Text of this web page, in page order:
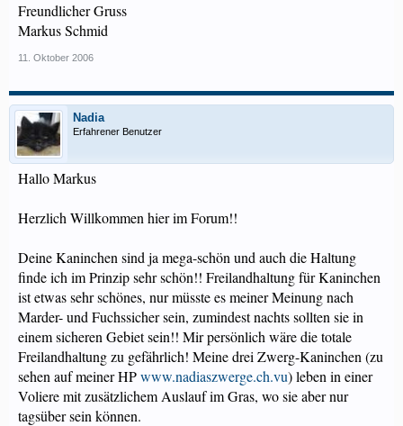
Freundlicher Gruss
Markus Schmid
11. Oktober 2006
Nadia
Erfahrener Benutzer
Hallo Markus
Herzlich Willkommen hier im Forum!!
Deine Kaninchen sind ja mega-schön und auch die Haltung
finde ich im Prinzip sehr schön!! Freilandhaltung für Kaninchen
ist etwas sehr schönes, nur müsste es meiner Meinung nach
Marder- und Fuchssicher sein, zumindest nachts sollten sie in
einem sicheren Gebiet sein!! Mir persönlich wäre die totale
Freilandhaltung zu gefährlich! Meine drei Zwerg-Kaninchen (zu
sehen auf meiner HPwww.nadiaszwerge.ch.vu) leben in einer
Voliere mit zusätzlichem Auslauf im Gras, wo sie aber nur
tagsüber sein können.